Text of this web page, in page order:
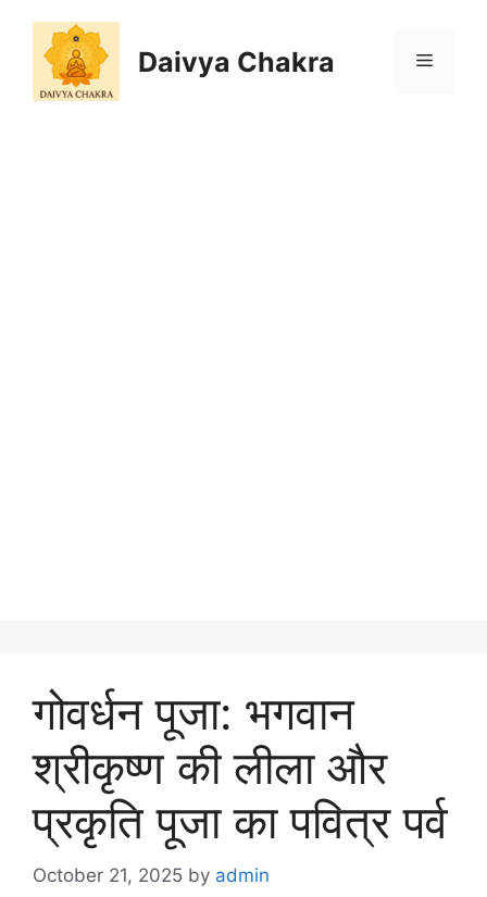
content
Daivya Chakra MENU
गोवर्धन पूजा: भगवान
श्रीकृष्ण की लीला और
प्रकृति पूजा का पवित्र पर्व
October 21, 2025 by admin